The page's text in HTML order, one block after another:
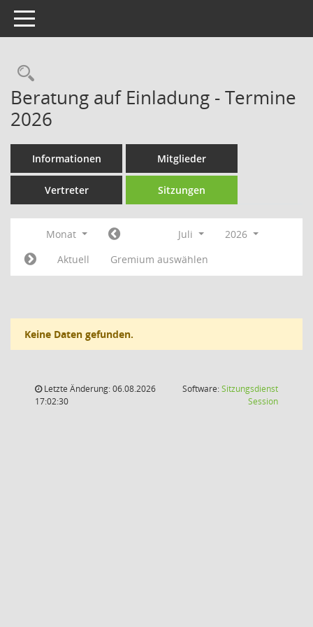
Toggle navigation
Rechercheauswahl
Beratung auf Einladung - Termine
2026
Informationen Mitglieder
Vertreter Sitzungen
Monat Juli
2026
Aktuell
Gremium auswählen
Keine Daten gefunden.
Letzte Änderung: 06.08.2026
17:02:30
Software:Sitzungsdienst
Session(Wird in